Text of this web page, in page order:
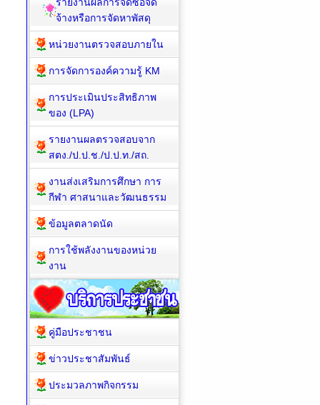
จ้างหรือการจัดหาพัสดุ
หน่วยงานตรวจสอบภายใน
การจัดการองค์ความรู้ KM
การประเมินประสิทธิภาพ
ของ (LPA)
รายงานผลตรวจสอบจาก
สตง./ป.ป.ช./ป.ป.ท./สถ.
งานส่งเสริมการศึกษา การ
กีฬา ศาสนาและวัฒนธรรม
ข้อมูลตลาดนัด
การใช้พลังงานของหน่วย
งาน
คู่มือประชาชน
ข่าวประชาสัมพันธ์
ประมวลภาพกิจกรรม